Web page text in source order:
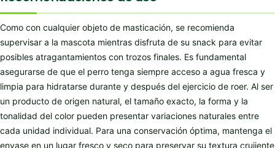
Como con cualquier objeto de masticación, se recomienda
supervisar a la mascota mientras disfruta de su snack para evitar
posibles atragantamientos con trozos finales. Es fundamental
asegurarse de que el perro tenga siempre acceso a agua fresca y
limpia para hidratarse durante y después del ejercicio de roer. Al ser
un producto de origen natural, el tamaño exacto, la forma y la
tonalidad del color pueden presentar variaciones naturales entre
cada unidad individual. Para una conservación óptima, mantenga el
envase en un lugar fresco y seco para preservar su textura crujiente